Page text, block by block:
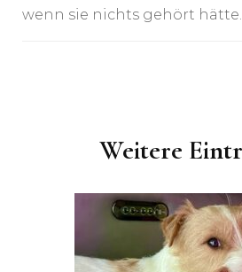
wenn sie nichts gehört hätte.
Weitere